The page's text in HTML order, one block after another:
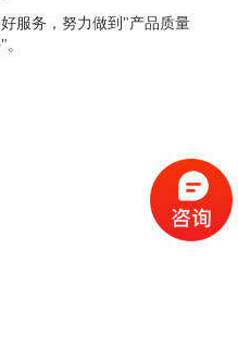
服务，努力做到"产品质量